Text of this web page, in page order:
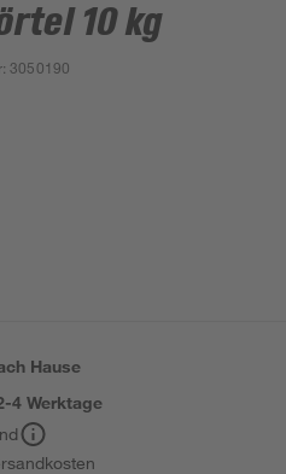
10 kg
:3050190
Hause
4 Werktage